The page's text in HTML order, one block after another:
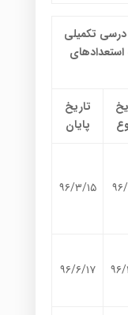
تکمیلی
تاریخ
پایان
۱۹ ۹۶/۳/۱۵
۱۵ ۹۶/۶/۱۷